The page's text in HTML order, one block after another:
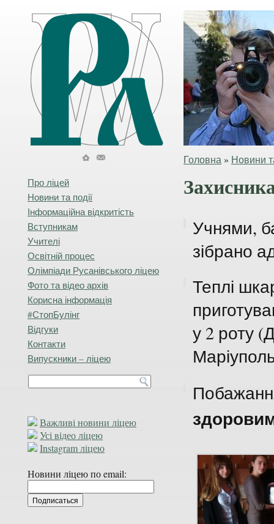
Головна » Новини
Про ліцей
Новини та події
Інформаційна відкритість
Вступникам
Учителі
Освітній процес
Олімпіади Русанівського ліцею
Фото та відео архів
Корисна інформація
#СтопБулінг
Відгуки
Контакти
Випускники – ліцею
Важливі новини ліцею
Усі відео ліцею
Instagram ліцею
Новини ліцею по email:
Учнями,
зібрано
Теплі
у 2 роту